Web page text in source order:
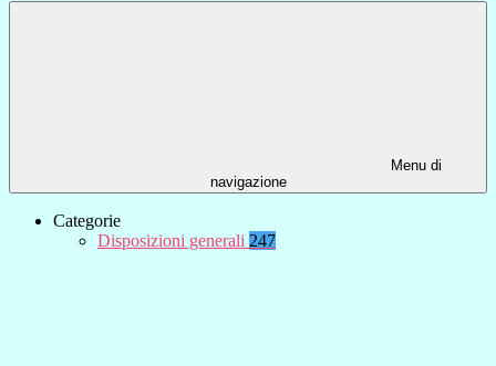
Menu di
navigazione
Categorie
Disposizioni generali 247